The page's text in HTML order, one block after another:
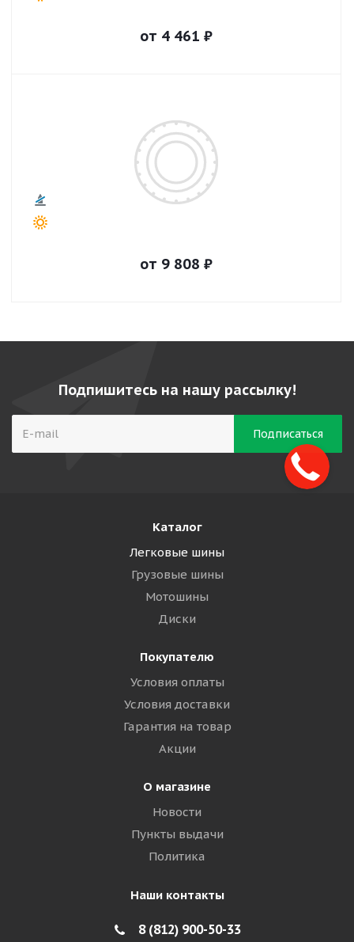
от 4 461 ₽
от 9 808 ₽
Подпишитесь на нашу рассылку!
Каталог
Легковые шины
Грузовые шины
Мотошины
Диски
Покупателю
Условия оплаты
Условия доставки
Гарантия на товар
Акции
О магазине
Новости
Пункты выдачи
Политика
Наши контакты
8 (812) 900-50-33